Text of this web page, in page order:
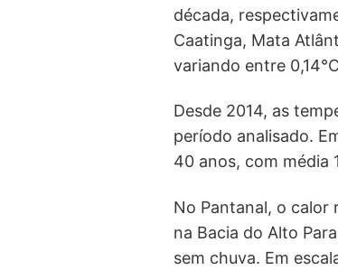
década,
Caatinga, Mata
variando entre
Desde 2014, as
período analisado.
40 anos, com média
No Pantanal, o calor
na Bacia do Alto
sem chuva. Em